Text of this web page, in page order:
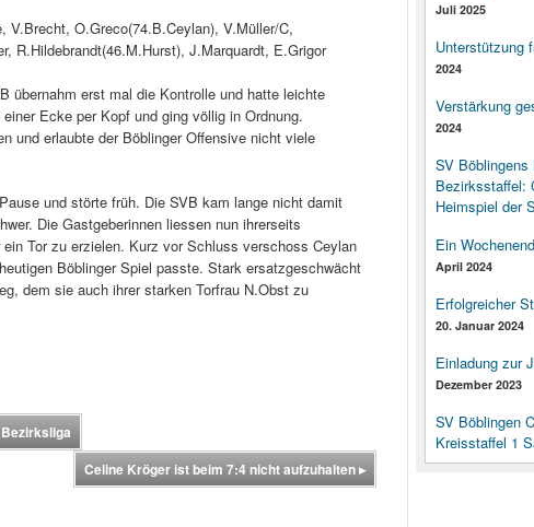
O.Greco(74.B.Ceylan), V.Müller/C,
R.Hildebrandt(46.M.Hurst), J.Marquardt, E.Grigor
übernahm erst mal die Kontrolle und hatte leichte
Ecke per Kopf und ging völlig in Ordnung.
und erlaubte der Böblinger Offensive nicht viele
und störte früh. Die SVB kam lange nicht damit
Die Gastgeberinnen liessen nun ihrerseits
Tor zu erzielen. Kurz vor Schluss verschoss Ceylan
Böblinger Spiel passte. Stark ersatzgeschwächt
dem sie auch ihrer starken Torfrau N.Obst zu
Celine Kröger ist beim 7:4 nicht aufzuhalten▸
Juli 2025
Unterstützung
2024
Verstärkung
2024
SV Böblingens
Bezirksstaffel:
Heimspiel der
Ein
April 2024
Erfolgreicher
20. Januar 2024
Einladung zur
Dezember 2023
SV Böblingen
Kreisstaffel 1